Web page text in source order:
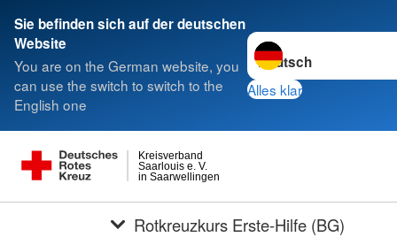
Sie befinden sich auf der deutschen
Website
You are on the German website, you
can use the switch to switch to the
English one
Sprache wechseln zu
Alles klar
in Saarwellingen
Saarlouis e. V.
Kreisverband
Rotkreuzkurs Erste-Hilfe (BG)